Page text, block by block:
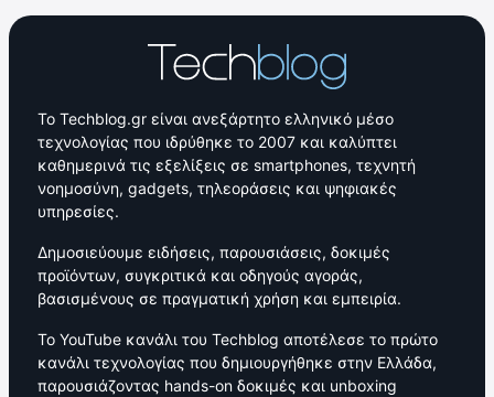
Το Techblog.gr είναι ανεξάρτητο ελληνικό μέσο
τεχνολογίας που ιδρύθηκε το 2007 και καλύπτει
καθημερινά τις εξελίξεις σε smartphones, τεχνητή
νοημοσύνη, gadgets, τηλεοράσεις και ψηφιακές
υπηρεσίες.
Δημοσιεύουμε ειδήσεις, παρουσιάσεις, δοκιμές
προϊόντων, συγκριτικά και οδηγούς αγοράς,
βασισμένους σε πραγματική χρήση και εμπειρία.
Το YouTube κανάλι του Techblog αποτέλεσε το πρώτο
κανάλι τεχνολογίας που δημιουργήθηκε στην Ελλάδα,
παρουσιάζοντας hands-on δοκιμές και unboxing